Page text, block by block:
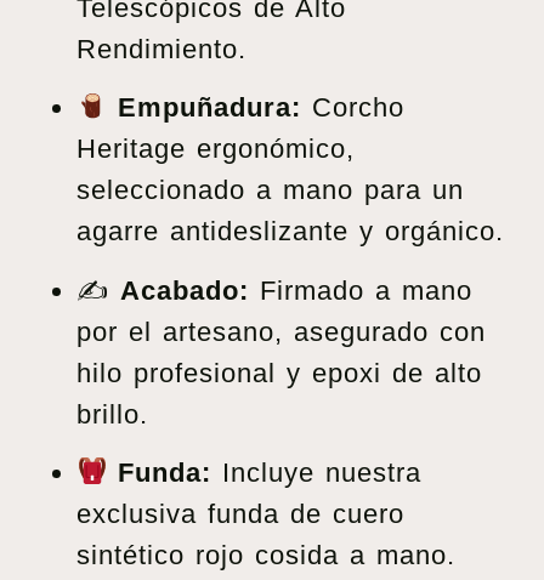
Telescópicos de Alto
Rendimiento.
Empuñadura: Corcho
Heritage ergonómico,
seleccionado a mano para un
agarre antideslizante y orgánico.
✍️ Acabado: Firmado a mano
por el artesano, asegurado con
hilo profesional y epoxi de alto
brillo.
Funda: Incluye nuestra
exclusiva funda de cuero
sintético rojo cosida a mano.